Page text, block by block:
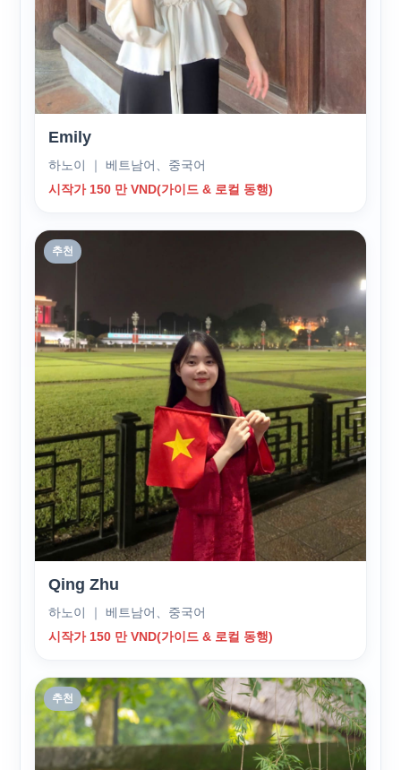
Emily
하노이 ｜ 베트남어、중국어
시작가 150 만 VND(가이드 & 로컬 동행)
추천
Qing Zhu
하노이 ｜ 베트남어、중국어
시작가 150 만 VND(가이드 & 로컬 동행)
추천